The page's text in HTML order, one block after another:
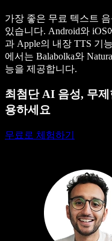
가장 좋은 무료 텍스트
있습니다. Android와 iOS
과 Apple의 내장 TTS 기
에서는 Balabolka와
능을 제공합니다.
최첨단 AI 음성, 무
용하세요
무료로 체험하기